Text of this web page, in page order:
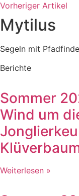
Vorheriger Artikel
Mytilus
Segeln mit
Berichte
Sommer
Wind um
Weiterlesen »